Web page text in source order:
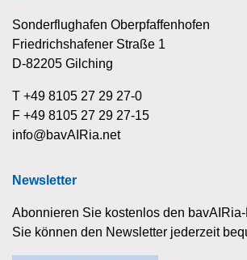
Sonderflughafen Oberpfaffenhofen
Friedrichshafener Straße 1
D-82205 Gilching
T +49 8105 27 29 27-0
F +49 8105 27 29 27-15
info@bavAIRia.net
Newsletter
Abonnieren Sie kostenlos den
Sie können den Newsletter jederzeit